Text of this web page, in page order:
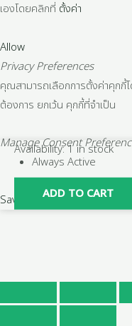
เองโดยคลิกที่ ตั้งค่า
Allow
Privacy Preferences
คุณสามารถเลือกการตั้งค่าคุกกี้
ต้องการ ยกเว้น คุกกี้ที่จำเป็น
Manage Consent
Always Active
Save
Availability:1 in stock
มอเตอร์
HITACHI
รุ่น
EFOUP-
ADD TO CART